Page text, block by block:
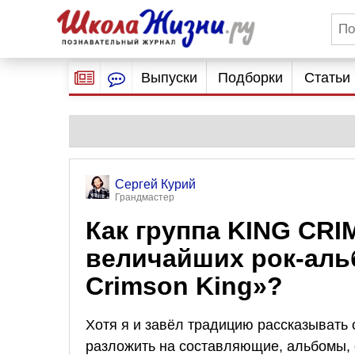
Выпуски Подборки Статьи
Сергей Курий
Грандмастер
Как группа KING
величайших рок-
Crimson King»?
Хотя я и завёл традицию
разложить на составляющие, альбомы,